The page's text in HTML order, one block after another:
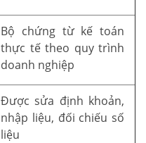
Bộ chứng từ kế toán
thực tế theo quy trình
doanh nghiệp
Được sửa định khoản,
nhập liệu, đối chiếu số
liệu